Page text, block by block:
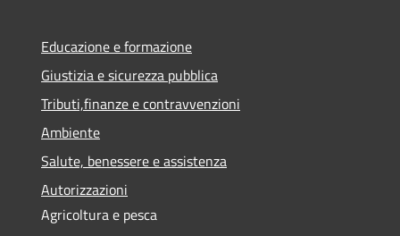
Educazione e formazione
Giustizia e sicurezza pubblica
Tributi,finanze e contravvenzioni
Ambiente
Salute, benessere e assistenza
Autorizzazioni
Agricoltura e pesca